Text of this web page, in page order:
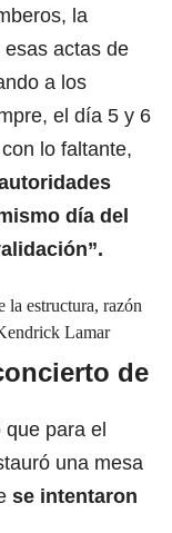
la
actas de
a los
el día 5 y 6
lo faltante,
día del
la estructura, razón
Lamar
de
que para el
una mesa
se intentaron